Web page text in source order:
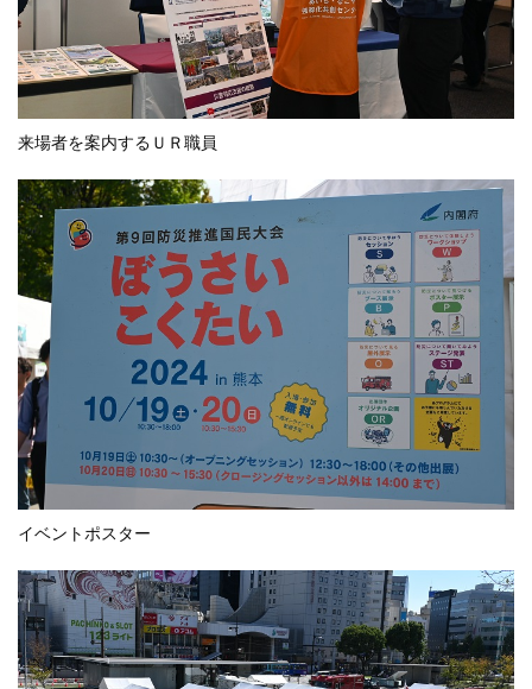
来場者を案内するＵＲ職員
イベントポスター